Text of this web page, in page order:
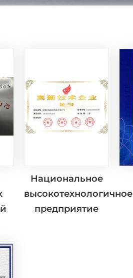
Национальное
высокотехнологичное
предприятие